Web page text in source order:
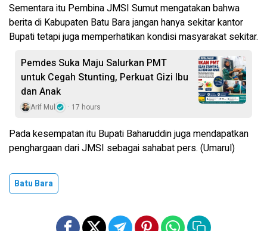
Sementara itu Pembina JMSI Sumut mengatakan bahwa
berita di Kabupaten Batu Bara jangan hanya sekitar kantor
Bupati tetapi juga memperhatikan kondisi masyarakat sekitar.
Pemdes Suka Maju Salurkan PMT
untuk Cegah Stunting, Perkuat Gizi Ibu
dan Anak
Arif Mul 17 hours
Pada kesempatan itu Bupati Baharuddin juga mendapatkan
penghargaan dari JMSI sebagai sahabat pers. (Umarul)
Batu Bara